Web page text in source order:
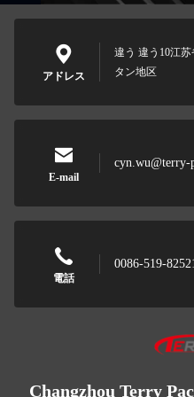
アドレス
違う 違う10江
タン地区
E-mail
cyn.wu@terry-
電話
0086-519-
Changzhou Terry